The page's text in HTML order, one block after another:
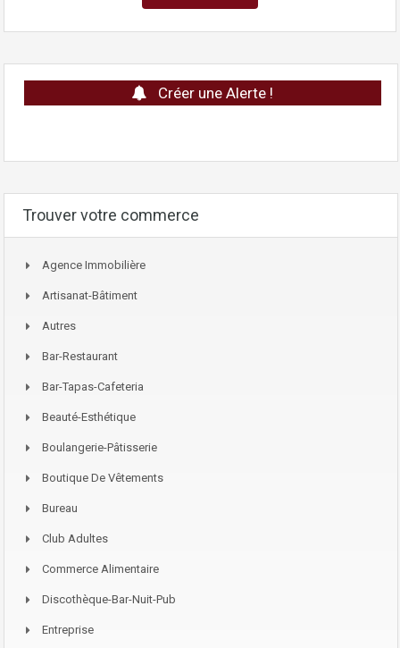
Créer une Alerte !
Trouver votre commerce
Agence Immobilière
Artisanat-Bâtiment
Autres
Bar-Restaurant
Bar-Tapas-Cafeteria
Beauté-Esthétique
Boulangerie-Pâtisserie
Boutique De Vêtements
Bureau
Club Adultes
Commerce Alimentaire
Discothèque-Bar-Nuit-Pub
Entreprise